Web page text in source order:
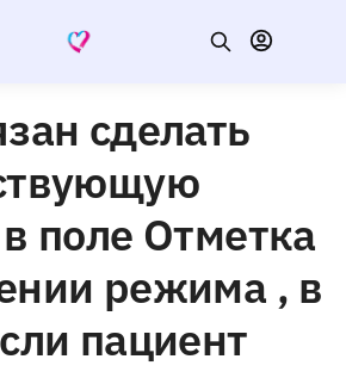
сделать
поле Отметка
режима , в
пациент